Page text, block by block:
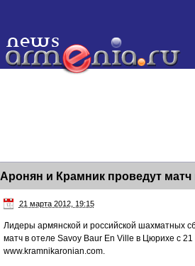
Аронян и Крамник проведут
21 марта 2012, 19:15
Лидеры армянской и российской шахматных
матч в отеле Savoy Baur En Ville в Цюрихе с
www.kramnikaronian.com.